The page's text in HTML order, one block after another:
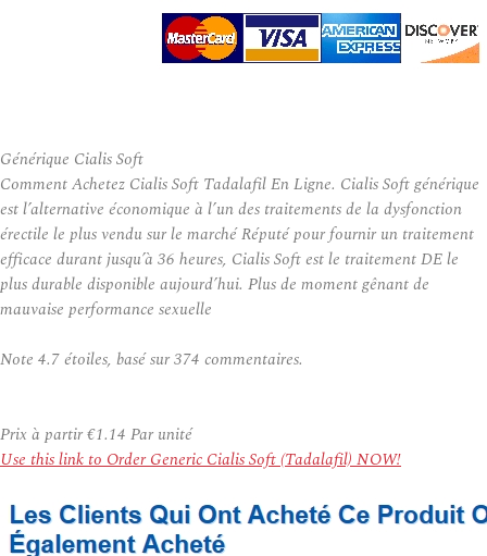
Générique Cialis Soft
Comment Achetez Cialis Soft Tadalafil En Ligne. Cialis Soft générique
est l’alternative économique à l’un des traitements de la dysfonction
érectile le plus vendu sur le marché Réputé pour fournir un traitement
efficace durant jusqu’à 36 heures, Cialis Soft est le traitement DE le
plus durable disponible aujourd’hui. Plus de moment gênant de
mauvaise performance sexuelle
Note 4.7étoiles, basé sur374 commentaires.
Prix à partir€1.14 Par unité
Use this link to Order Generic Cialis Soft (Tadalafil) NOW!